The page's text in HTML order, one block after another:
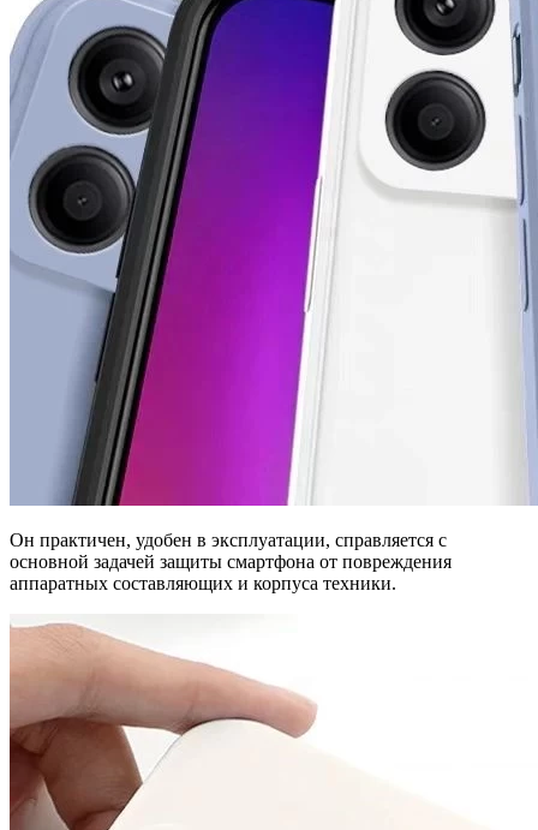
Он практичен, удобен в эксплуатации, справляется с
основной задачей защиты смартфона от повреждения
аппаратных составляющих и корпуса техники.